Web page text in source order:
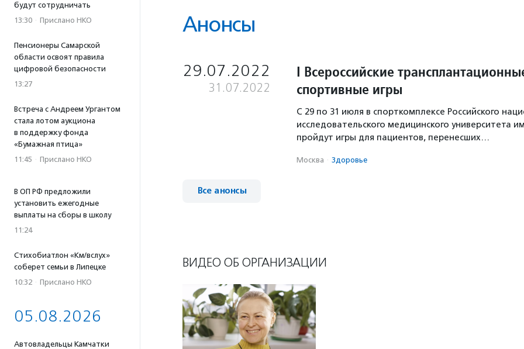
будут сотрудничать
13:30 · Прислано НКО
Пенсионеры Самарской
области освоят правила
цифровой безопасности
13:27
Встреча с Андреем Ургантом
стала лотом аукциона
в поддержку фонда
«Бумажная птица»
11:45 · Прислано НКО
В ОП РФ предложили
установить ежегодные
выплаты на сборы в школу
11:24
Стихобиатлон «Км/вслух»
соберет семьи в Липецке
10:32 · Прислано НКО
05.08.2026
Автовладельцы Камчатки
Анонсы
29.07.2022
31.07.2022
I Всероссийские
спортивные игры
С 29 по 31 июля в спорткомплексе Российского
исследовательского медицинского университета
пройдут игры для пациентов, перенесших…
Москва · Здоровье
Все анонсы
ВИДЕО ОБ ОРГАНИЗАЦИИ